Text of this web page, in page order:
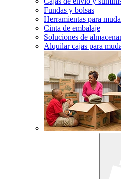
Fundas y bolsas
Herramientas para
Cinta de embalaje
Soluciones de
Alquilar cajas para